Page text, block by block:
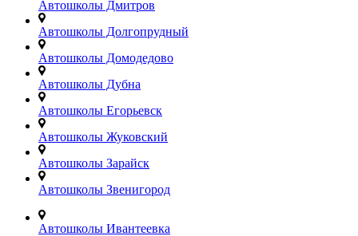
Автошколы Дмитров
Автошколы Долгопрудный
Автошколы Домодедово
Автошколы Дубна
Автошколы Егорьевск
Автошколы Жуковский
Автошколы Зарайск
Автошколы Звенигород
Автошколы Ивантеевка